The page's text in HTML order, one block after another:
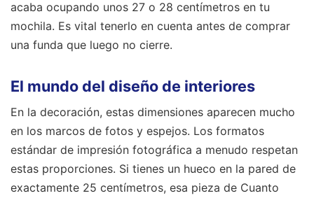
acaba ocupando unos 27 o 28 centímetros en tu
mochila. Es vital tenerlo en cuenta antes de comprar
una funda que luego no cierre.
El mundo del diseño de interiores
En la decoración, estas dimensiones aparecen mucho
en los marcos de fotos y espejos. Los formatos
estándar de impresión fotográfica a menudo respetan
estas proporciones. Si tienes un hueco en la pared de
exactamente 25 centímetros, esa pieza de Cuanto